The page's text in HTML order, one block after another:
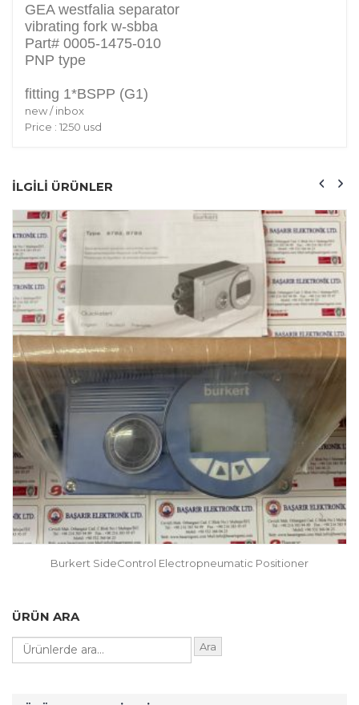
GEA westfalia separator
vibrating fork w-sbba
Part# 0005-1475-010
PNP type
fitting 1*BSPP (G1)
new / inbox
Price : 1250 usd
ILGILI ÜRÜNLER
Burkert SideControl Electropneumatic Positioner
ÜRÜN ARA
Ara